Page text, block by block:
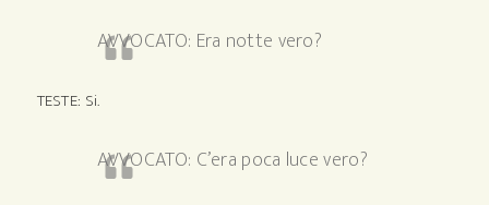
AVVOCATO: Era notte vero?
TESTE: Si.
AVVOCATO: C’era poca luce vero?